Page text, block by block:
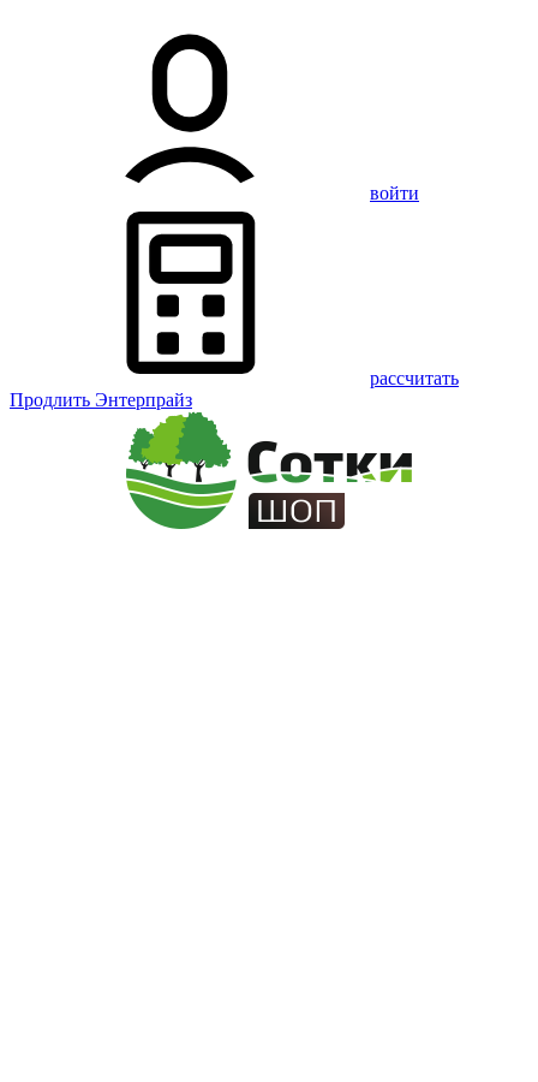
войти
рассчитать
Продлить Энтерпрайз